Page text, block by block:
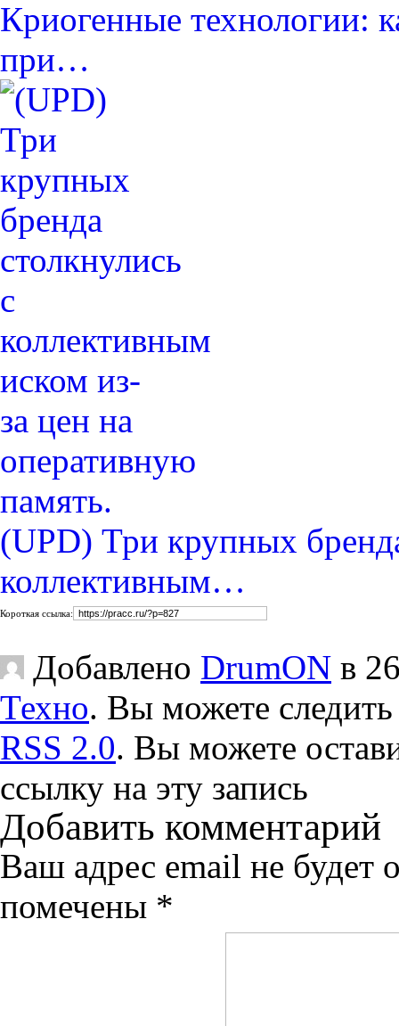
Криогенные технологии:
при…
(UPD) Три крупных
коллективным…
Короткая ссылка:
Добавлено DrumON в
Техно. Вы можете следить
RSS 2.0. Вы можете
ссылку на эту запись
Добавить комментарий
Ваш адрес email не будет
помечены *